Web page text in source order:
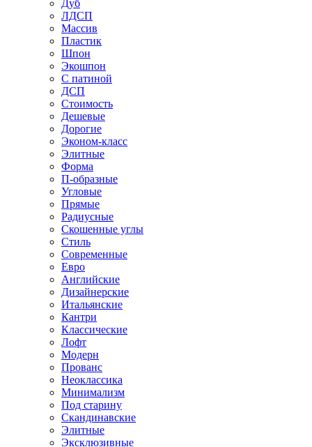
Дуб
ЛДСП
Массив
Пластик
Шпон
Экошпон
С патиной
ДСП
Стоимость
Дешевые
Дорогие
Эконом-класс
Элитные
Форма
П-образные
Угловые
Прямые
Радиусные
Скошенные углы
Стиль
Современные
Евро
Английские
Дизайнерские
Итальянские
Кантри
Классические
Лофт
Модерн
Прованс
Неоклассика
Минимализм
Под старину
Скандинавские
Элитные
Эксклюзивные